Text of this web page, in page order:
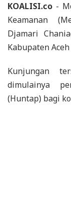
KOALISI.co -
Keamanan
Djamari
Kabupaten
Kunjungan
dimulainya
(Huntap) bagi